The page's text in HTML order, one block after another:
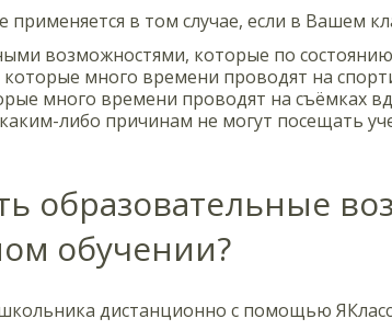
в том случае, если в Вашем
возможностями, которые по
много времени проводят на
много времени проводят на съёмках
либо причинам не могут посещать
образовательные
обучении?
дистанционно с помощью